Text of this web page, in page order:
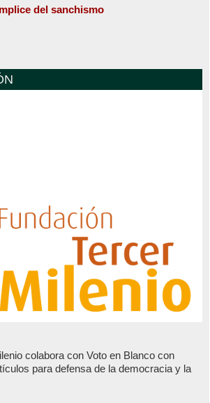
del sanchismo
colabora con Voto en Blanco con
para defensa de la democracia y la